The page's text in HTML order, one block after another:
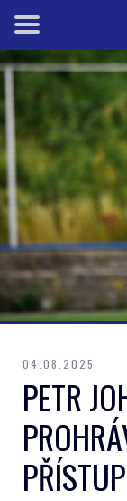
04.08.2025
PETR